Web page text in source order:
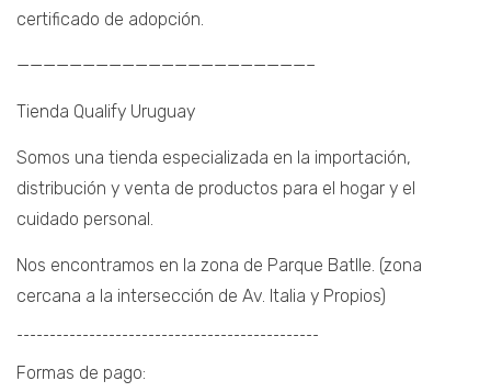
certificado de adopción.
——————————————————————–
Tienda Qualify Uruguay
Somos una tienda especializada en la importación,
distribución y venta de productos para el hogar y el
cuidado personal.
Nos encontramos en la zona de Parque Batlle. (zona
cercana a la intersección de Av. Italia y Propios)
¯¯¯¯¯¯¯¯¯¯¯¯¯¯¯¯¯¯¯¯¯¯¯¯¯¯¯¯¯¯¯¯¯¯¯¯¯¯¯¯¯¯¯¯¯¯
Formas de pago: